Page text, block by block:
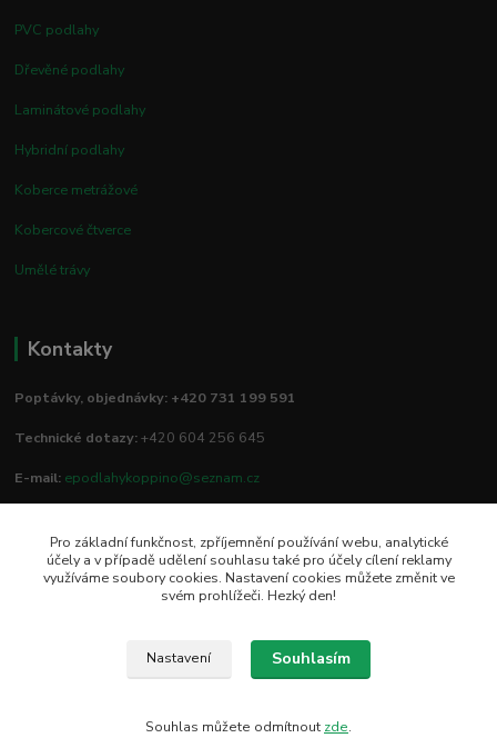
PVC podlahy
Dřevěné podlahy
Laminátové podlahy
Hybridní podlahy
Koberce metrážové
Kobercové čtverce
Umělé trávy
Kontakty
Poptávky, objednávky: +420 731 199 591
Technické dotazy:+420 604 256 645
E-mail: epodlahykoppino@seznam.cz
Prodejna/vzorkovna:
Studio Podlah
Mírové náměstí 16/15
Pro základní funkčnost, zpříjemnění používání webu, analytické
účely a v případě udělení souhlasu také pro účely cílení reklamy
využíváme soubory cookies. Nastavení cookies můžete změnit ve
svém prohlížeči. Hezký den!
Nastavení Souhlasím
Souhlas můžete odmítnout zde.